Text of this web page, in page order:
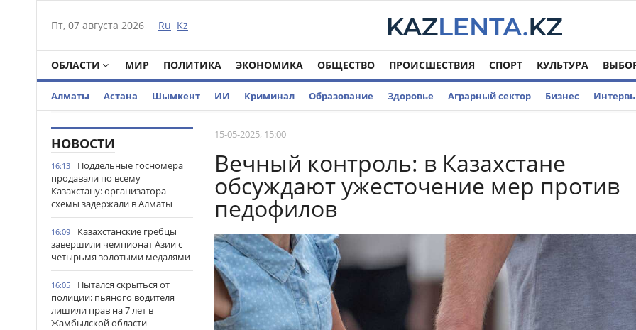
Пт, 07 августа 2026 Ru Kz
ОБЛАСТИ МИР ПОЛИТИКА ЭКОНОМИКА ОБЩЕСТВО ПРОИСШЕСТВИЯ СПОРТ КУЛЬТУРА
Алматы Астана Шымкент ИИ Криминал Образование Здоровье Аграрный сектор Бизнес
НОВОСТИ
16:13
Поддельные госномера
продавали по всему
Казахстану: организатора
схемы задержали в Алматы
16:09
Казахстанские гребцы
завершили чемпионат Азии с
четырьмя золотыми медалями
16:05
Пытался скрыться от
полиции: пьяного водителя
лишили прав на 7 лет в
Жамбылской области
15-05-2025, 15:00
Вечный контроль: в Казахстане
обсуждают ужесточение мер против
педофилов